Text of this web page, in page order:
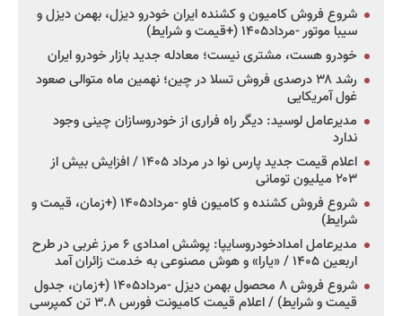
شروع فروش کامیون و کشنده ایران خودرو دیزل، بهمن دیزل و
سیبا موتور -مرداد۱۴۰۵ (+قیمت و شرایط)
خودرو هست، مشتری نیست؛ معادله جدید بازار خودرو ایران
رشد ۳۸ درصدی فروش تسلا در چین؛ نهمین ماه متوالی صعود
غول آمریکایی
مدیرعامل لوسید: دیگر راه فراری از خودروسازان چینی وجود
ندارد
اعلام قیمت جدید پارس نوا در مرداد ۱۴۰۵ / افزایش بیش از
۲۰۳ میلیون تومانی
شروع فروش کشنده و کامیون فاو -مرداد۱۴۰۵ (+زمان، قیمت و
شرایط)
مدیرعامل امدادخودروسایپا: پوشش امدادی ۶ مرز غربی در طرح
اربعین ۱۴۰۵ / «یارا» و هوش مصنوعی به خدمت زائران آمد
شروع فروش ۸ محصول بهمن دیزل -مرداد۱۴۰۵ (+زمان، جدول
قیمت و شرایط) / اعلام قیمت کامیونت فورس ۳.۸ تن کمپرسی